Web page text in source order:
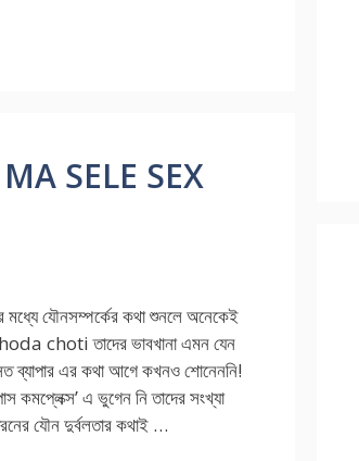
SELE SEX
যৌনসম্পর্কের কথা শুনলে অনেকেই
choti তাদের ভাবখানা এমন যেন
এর কথা আগে কখনও শোনেননি!
কমপ্লেক্স’ এ ভুগেন নি তাদের সংখ্যা
যৌন দুর্বলতার কথাই …